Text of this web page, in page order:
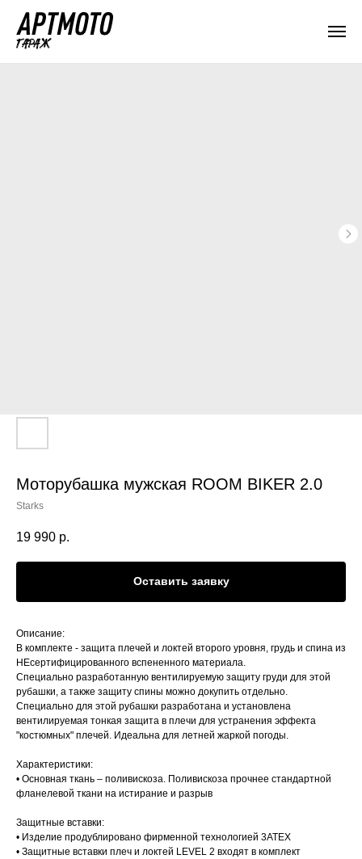
Моторубашка мужская ROOM BIKER 2.0
Starks
19 990 р.
Оставить заявку
Описание:
В комплекте - защита плечей и локтей второго уровня, грудь и спина из
НЕсертифицированного вспененного материала.
Специально разработанную вентилируемую защиту груди для этой
рубашки, а также защиту спины можно докупить отдельно.
Специально для этой рубашки разработана и установлена
вентилируемая тонкая защита в плечи для устранения эффекта
"костюмных" плечей. Идеальна для летней жаркой погоды.
Характеристики:
• Основная ткань – поливискоза. Поливискоза прочнее стандартной
фланелевой ткани на истирание и разрыв
Защитные вставки:
• Изделие продублировано фирменной технологией 3АТЕХ
• Защитные вставки плеч и локтей LEVEL 2 входят в комплект